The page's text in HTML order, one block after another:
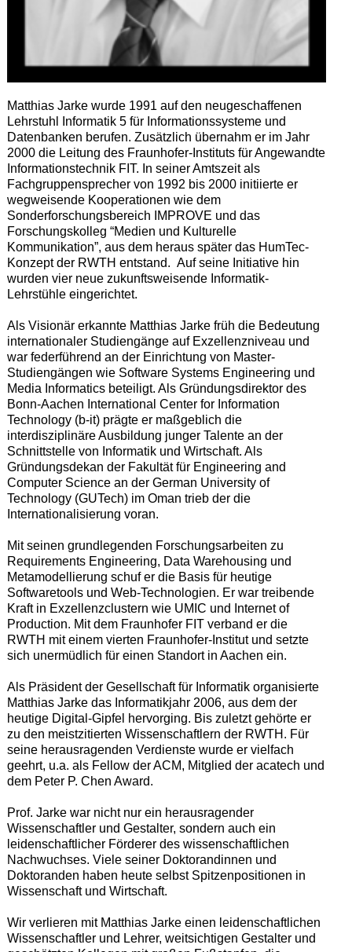
Matthias Jarke wurde 1991 auf den neugeschaffenen
Lehrstuhl Informatik 5 für Informationssysteme und
Datenbanken berufen. Zusätzlich übernahm er im Jahr
2000 die Leitung des Fraunhofer-Instituts für Angewandte
Informationstechnik FIT. In seiner Amtszeit als
Fachgruppensprecher von 1992 bis 2000 initiierte er
wegweisende Kooperationen wie dem
Sonderforschungsbereich IMPROVE und das
Forschungskolleg “Medien und Kulturelle
Kommunikation”, aus dem heraus später das HumTec-
Konzept der RWTH entstand. Auf seine Initiative hin
wurden vier neue zukunftsweisende Informatik-
Lehrstühle eingerichtet.
Als Visionär erkannte Matthias Jarke früh die Bedeutung
internationaler Studiengänge auf Exzellenzniveau und
war federführend an der Einrichtung von Master-
Studiengängen wie Software Systems Engineering und
Media Informatics beteiligt. Als Gründungsdirektor des
Bonn-Aachen International Center for Information
Technology (b-it) prägte er maßgeblich die
interdisziplinäre Ausbildung junger Talente an der
Schnittstelle von Informatik und Wirtschaft. Als
Gründungsdekan der Fakultät für Engineering and
Computer Science an der German University of
Technology (GUTech) im Oman trieb der die
Internationalisierung voran.
Mit seinen grundlegenden Forschungsarbeiten zu
Requirements Engineering, Data Warehousing und
Metamodellierung schuf er die Basis für heutige
Softwaretools und Web-Technologien. Er war treibende
Kraft in Exzellenzclustern wie UMIC und Internet of
Production. Mit dem Fraunhofer FIT verband er die
RWTH mit einem vierten Fraunhofer-Institut und setzte
sich unermüdlich für einen Standort in Aachen ein.
Als Präsident der Gesellschaft für Informatik organisierte
Matthias Jarke das Informatikjahr 2006, aus dem der
heutige Digital-Gipfel hervorging. Bis zuletzt gehörte er
zu den meistzitierten Wissenschaftlern der RWTH. Für
seine herausragenden Verdienste wurde er vielfach
geehrt, u.a. als Fellow der ACM, Mitglied der acatech und
dem Peter P. Chen Award.
Prof. Jarke war nicht nur ein herausragender
Wissenschaftler und Gestalter, sondern auch ein
leidenschaftlicher Förderer des wissenschaftlichen
Nachwuchses. Viele seiner Doktorandinnen und
Doktoranden haben heute selbst Spitzenpositionen in
Wissenschaft und Wirtschaft.
Wir verlieren mit Matthias Jarke einen leidenschaftlichen
Wissenschaftler und Lehrer, weitsichtigen Gestalter und